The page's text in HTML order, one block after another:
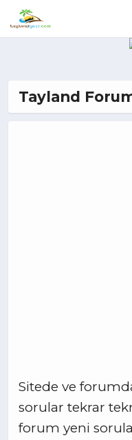
Tayland
Sitede ve
sorular tekrar
forum yeni